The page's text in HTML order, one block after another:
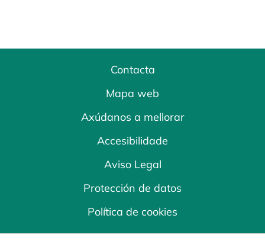
Contacta
Mapa web
Axúdanos a mellorar
Accesibilidade
Aviso Legal
Protección de datos
Política de cookies